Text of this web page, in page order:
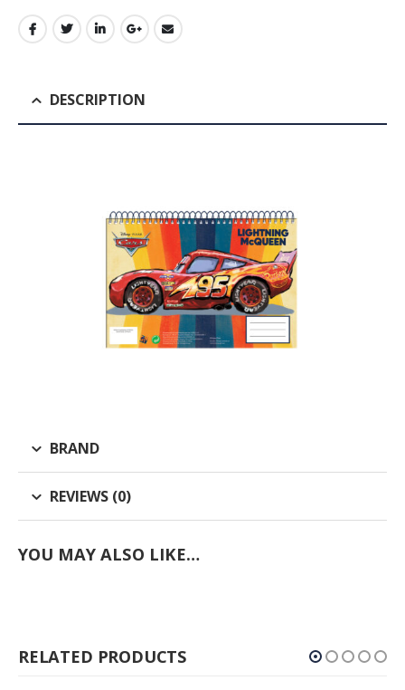
DESCRIPTION
BRAND
REVIEWS (0)
YOU MAY ALSO LIKE…
RELATED PRODUCTS